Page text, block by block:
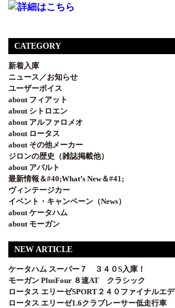
CATEGORY
新着入庫
ニュース／お知らせ
ユーザーボイス
about フィアット
about シトロエン
about アルファロメオ
about ロータス
about その他メーカー
ジロンの歴史（雑誌掲載他）
about アバルト
最新情報＆#40;What’s New＆#41;
ヴィンテージカー
イベント・キャンペーン（News）
about ケータハム
about モーガン
NEW ARTICLE
ケータハム スーパー７ ３４０S入庫！
モーガン PlusFour ８速AT クラシック
ロータス エリーゼSPORT２４０ファイナルエデ
ロータス エリーゼ1.6クラブレーサー低走行車